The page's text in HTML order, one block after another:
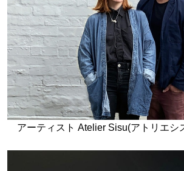
アーティスト Atelier Sisu(アトリエシ